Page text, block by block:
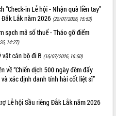
“Check-in Lễ hội - Nhận quà liền tay”
Lắk năm 2026 (22/07/2026, 15:53)
sạch mã số thuế - Tháo gỡ điểm
14:27)
cán bộ đi B (16/07/2026, 16:50)
về “Chiến dịch 500 ngày đêm đẩy
xác định danh tính hài cốt liệt sĩ”
Lễ hội Sầu riêng Đắk Lắk năm 2026